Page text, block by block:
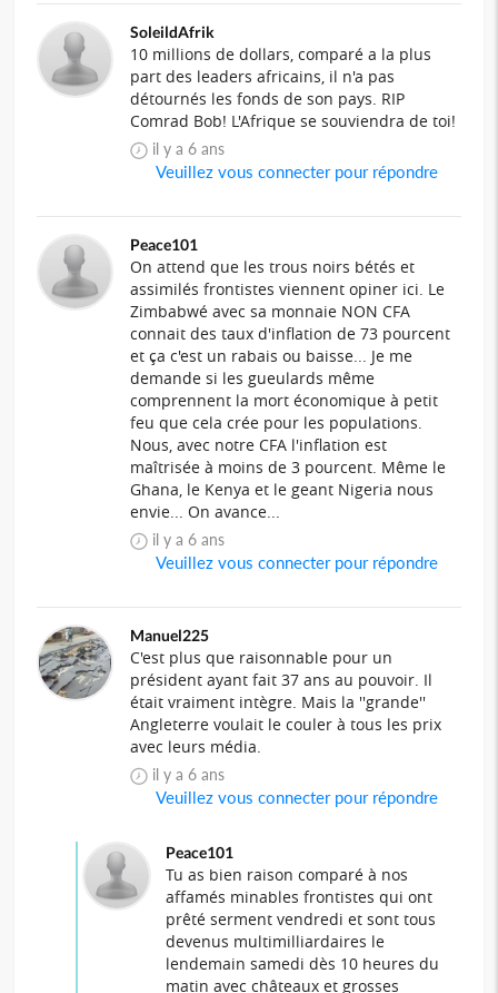
SoleildAfrik
10 millions de dollars, comparé a la plus
part des leaders africains, il n'a pas
détournés les fonds de son pays. RIP
Comrad Bob! L'Afrique se souviendra de toi!
il y a 6 ans
Veuillez vous connecter pour répondre
Peace101
On attend que les trous noirs bétés et
assimilés frontistes viennent opiner ici. Le
Zimbabwé avec sa monnaie NON CFA
connait des taux d'inflation de 73 pourcent
et ça c'est un rabais ou baisse... Je me
demande si les gueulards même
comprennent la mort économique à petit
feu que cela crée pour les populations.
Nous, avec notre CFA l'inflation est
maîtrisée à moins de 3 pourcent. Même le
Ghana, le Kenya et le geant Nigeria nous
envie... On avance...
il y a 6 ans
Veuillez vous connecter pour répondre
Manuel225
C'est plus que raisonnable pour un
président ayant fait 37 ans au pouvoir. Il
était vraiment intègre. Mais la ''grande''
Angleterre voulait le couler à tous les prix
avec leurs média.
il y a 6 ans
Veuillez vous connecter pour répondre
Peace101
Tu as bien raison comparé à nos
affamés minables frontistes qui ont
prêté serment vendredi et sont tous
devenus multimilliardaires le
lendemain samedi dès 10 heures du
matin avec châteaux et grosses